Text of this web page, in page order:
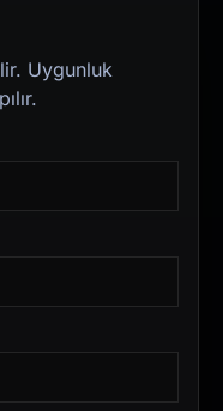
Uygunluk